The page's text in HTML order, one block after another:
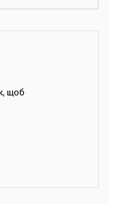
щоб